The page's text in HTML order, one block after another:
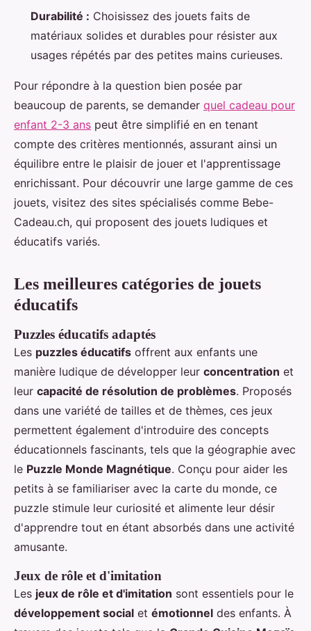
Durabilité : Choisissez des jouets faits de
matériaux solides et durables pour résister aux
usages répétés par des petites mains curieuses.
Pour répondre à la question bien posée par
beaucoup de parents, se demander quel cadeau pour
enfant 2-3 ans peut être simplifié en en tenant
compte des critères mentionnés, assurant ainsi un
équilibre entre le plaisir de jouer et l'apprentissage
enrichissant. Pour découvrir une large gamme de ces
jouets, visitez des sites spécialisés comme Bebe-
Cadeau.ch, qui proposent des jouets ludiques et
éducatifs variés.
Les meilleures catégories de jouets
éducatifs
Puzzles éducatifs adaptés
Les puzzles éducatifs offrent aux enfants une
manière ludique de développer leur concentration et
leur capacité de résolution de problèmes. Proposés
dans une variété de tailles et de thèmes, ces jeux
permettent également d'introduire des concepts
éducationnels fascinants, tels que la géographie avec
le Puzzle Monde Magnétique. Conçu pour aider les
petits à se familiariser avec la carte du monde, ce
puzzle stimule leur curiosité et alimente leur désir
d'apprendre tout en étant absorbés dans une activité
amusante.
Jeux de rôle et d'imitation
Les jeux de rôle et d'imitation sont essentiels pour le
développement social et émotionnel des enfants. À